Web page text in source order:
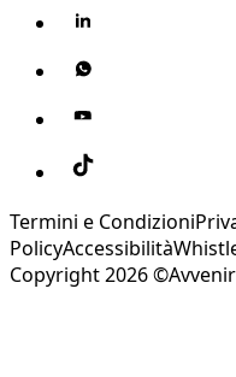
Termini e Condizioni
PolicyAccessibilità
Copyright 2026